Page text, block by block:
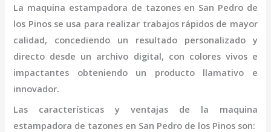
La maquina estampadora de tazonesen San Pedro de
los Pinos se usa para realizar trabajos rápidos de mayor
calidad, concediendo un resultado personalizado y
directo desde un archivo digital, con colores vivos e
impactantes obteniendo un producto llamativo e
innovador.
Las características y ventajas de la maquina
estampadora de tazones en San Pedro de los Pinos son: